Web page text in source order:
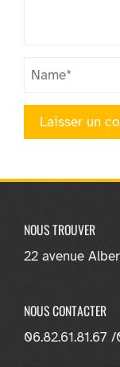
NOUS TROUVER
22 avenue
NOUS CONTACTER
06.82.61.81.67 /